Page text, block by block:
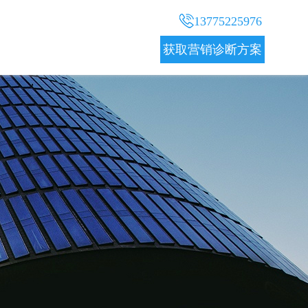
13775225976
获取营销诊断方案